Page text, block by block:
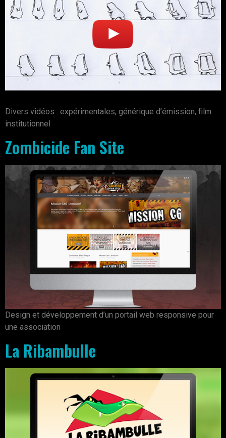
Divers vidéos : expérimentales, générique d’émission, film
institutionnel
Zombicide Fan Site
Design et développement d’un portail web responsive pour
une association
La Ribambulle